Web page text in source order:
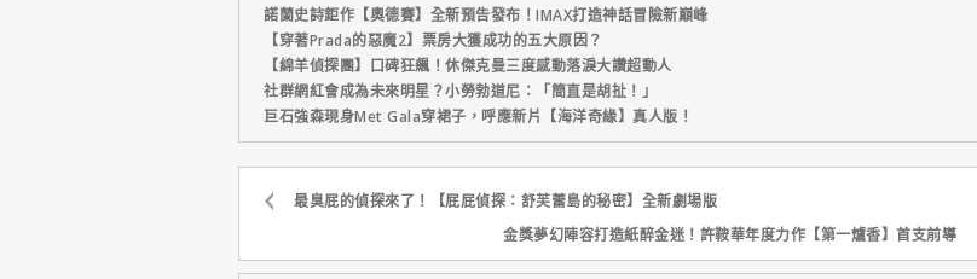
諾蘭史詩鉅作【奧德賽】全新預告發布！IMAX打造神話冒險新巔峰
【穿著Prada的惡魔2】票房大獲成功的五大原因？
【綿羊偵探團】口碑狂飆！休傑克曼三度感動落淚大讚超動人
社群網紅會成為未來明星？小勞勃道尼：「簡直是胡扯！」
巨石強森現身Met Gala穿裙子，呼應新片【海洋奇緣】真人版！
最臭屁的偵探來了！【屁屁偵探：舒芙蕾島的秘密】全新劇場版
金獎夢幻陣容打造紙醉金迷！許鞍華年度力作【第一爐香】首支前導